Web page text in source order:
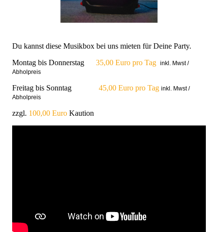
Du kannst diese Musikbox bei uns mieten für Deine Party.
Montag bis Donnerstag 35,00 Euro pro Tag inkl. Mwst /
Abholpreis
Freitag bis Sonntag 45,00 Euro pro Tag inkl. Mwst /
Abholpreis
zzgl. 100,00 Euro Kaution